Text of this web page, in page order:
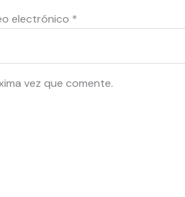
electrónico *
vez que comente.